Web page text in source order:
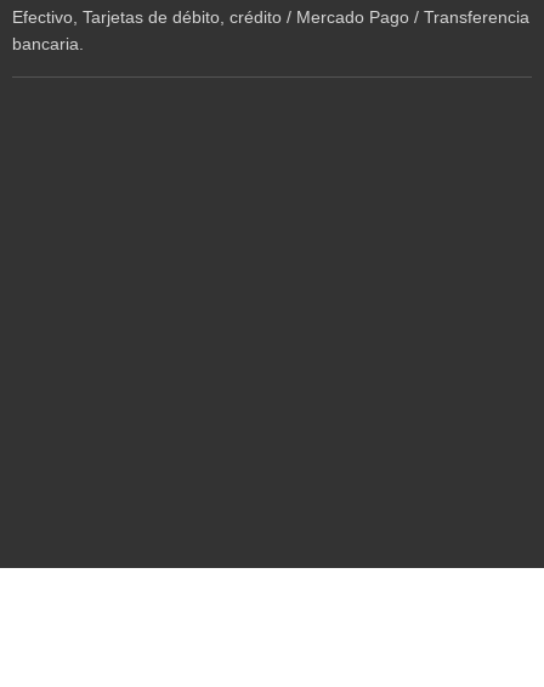
Efectivo, Tarjetas de débito, crédito / Mercado Pago / Transferencia
bancaria.